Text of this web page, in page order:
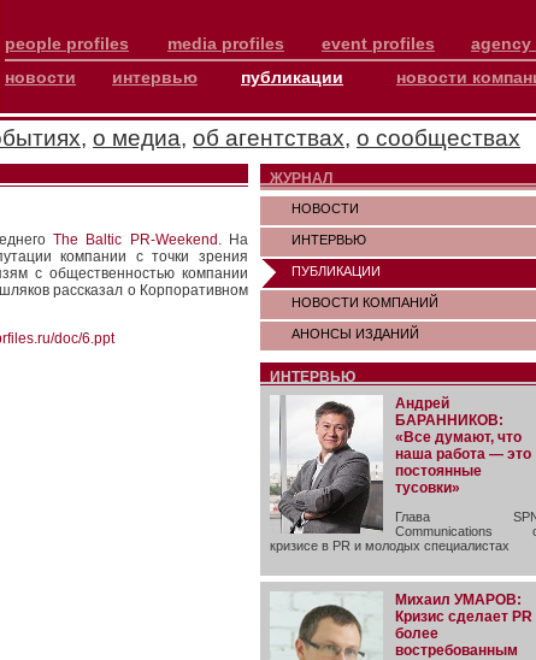
people profiles media profiles event profiles agency
новости
интервью публикации новости
, о медиа, об агентствах, о сообществах
The Baltic PR-Weekend . На
компании с точки зрения
с общественностью компании
рассказал о Корпоративном
doc/6.ppt
ЖУРНАЛ
НОВОСТИ
ИНТЕРВЬЮ
ПУБЛИКАЦИИ
НОВОСТИ КОМПАНИЙ
АНОНСЫ ИЗДАНИЙ
ИНТЕРВЬЮ
Андрей
БАРАННИКОВ:
«Все думают, что
наша работа — это
постоянные
тусовки»
Глава
Communications
кризисе в PR и молодых специалистах
Михаил УМАРОВ:
Кризис сделает PR
более
востребованным